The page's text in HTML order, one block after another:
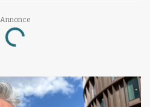
Annonce
Loading...